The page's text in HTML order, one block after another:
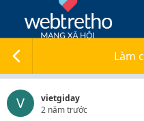
Làm
V
vietgiday
2 năm trước